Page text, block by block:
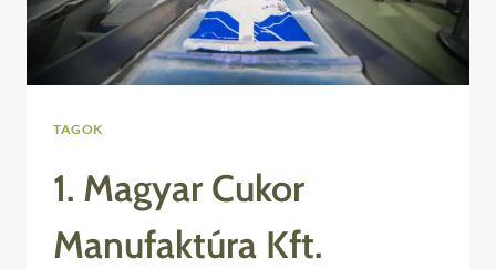
TAGOK
1. Magyar Cukor
Manufaktúra Kft.